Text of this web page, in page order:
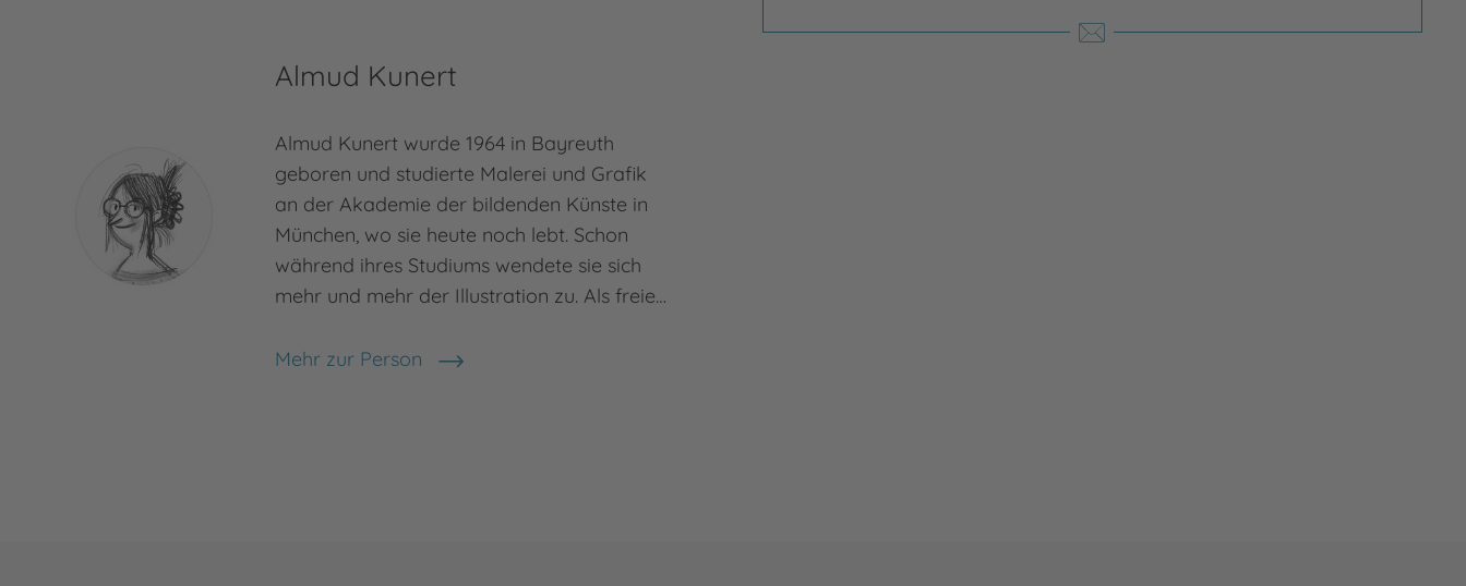
Almud Kunert
Almud Kunert wurde 1964 in Bayreuth
geboren und studierte Malerei und Grafik
an der Akademie der bildenden Künste in
München, wo sie heute noch lebt. Schon
während ihres Studiums wendete sie sich
mehr und mehr der Illustration zu. Als freie…
Mehr zur Person
Almud Kunert